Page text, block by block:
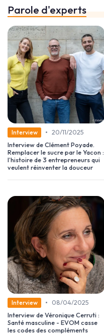
Parole d'experts
Interview • 20/11/2025
Interview de Clément Poyade.
Remplacer le sucre par le Yacon :
l’histoire de 3 entrepreneurs qui
veulent réinventer la douceur
Interview •
08/04/2025
Interview de Véronique Cerruti :
Santé masculine - EVOM casse
les codes des compléments